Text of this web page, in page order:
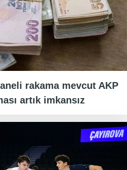
rakama mevcut AKP
artık imkansız